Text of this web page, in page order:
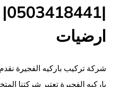
ارضيات
شركة تركيب باركيه الفجيرة
باركيه الفجيرة تعتبر شركتنا